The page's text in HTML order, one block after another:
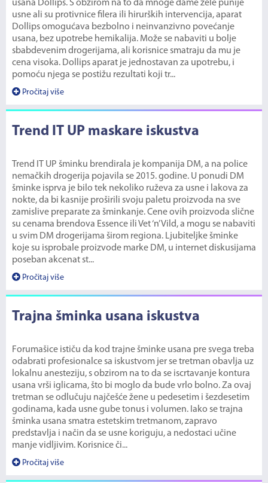
usana Dollips. S obzirom na to da mnoge dame žele punije
usne ali su protivnice filera ili hirurških intervencija, aparat
Dollips omogućava bezbolno i neinvanzivno povećanje
usana, bez upotrebe hemikalija. Može se nabaviti u bolje
sbabdevenim drogerijama, ali korisnice smatraju da mu je
cena visoka. Dollips aparat je jednostavan za upotrebu, i
pomoću njega se postižu rezultati koji tr...
Pročitaj više
Trend IT UP maskare iskustva
Trend IT UP šminku brendirala je kompanija DM, a na police
nemačkih drogerija pojavila se 2015. godine. U ponudi DM
šminke isprva je bilo tek nekoliko ruževa za usne i lakova za
nokte, da bi kasnije proširili svoju paletu proizvoda na sve
zamislive preparate za šminkanje. Cene ovih proizvoda slične
su cenama brendova Essence ili Vet ‘n’ Vild, a mogu se nabaviti
u svim DM drogerijama širom regiona. Ljubiteljke šminke
koje su isprobale proizvode marke DM, u internet diskusijama
poseban akcenat st...
Pročitaj više
Trajna šminka usana iskustva
Forumašice ističu da kod trajne šminke usana pre svega treba
odabrati profesionalce sa iskustvom jer se tretman obavlja uz
lokalnu anesteziju, s obzirom na to da se iscrtavanje kontura
usana vrši iglicama, što bi moglo da bude vrlo bolno. Za ovaj
tretman se odlučuju najčešće žene u pedesetim i šezdesetim
godinama, kada usne gube tonus i volumen. Iako se trajna
šminka usana smatra estetskim tretmanom, zapravo
predstavlja i način da se usne koriguju, a nedostaci učine
manje vidljivim. Korisnice či...
Pročitaj više